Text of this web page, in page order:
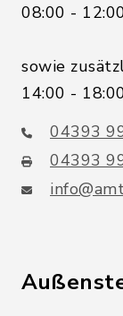
08:00 -
sowie
14:00 -
04393
04393